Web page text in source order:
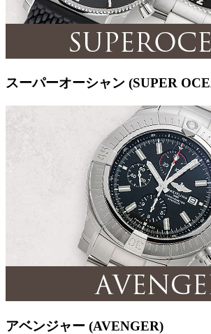
スーパーオーシャン (SUPER
アベンジャー (AVENGER)